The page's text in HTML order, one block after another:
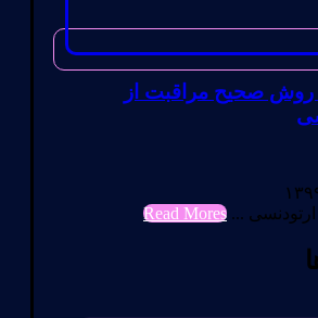
روش صحیح مراقبت از
...
Read Mores